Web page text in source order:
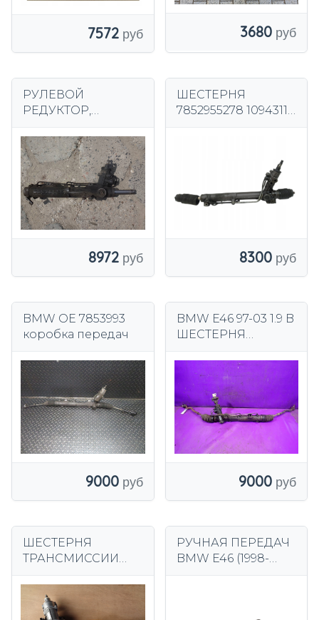
7572 3680
РУЛЕВОЙ
РЕДУКТОР,
РЕДУКТОР BMW
E46 1140956
8972
ШЕСТЕРНЯ
7852955278 1094311
8300
BMW OE 7853993
коробка передач
9000
BMW E46 97-03 1.9 B
ШЕСТЕРНЯ
ШЕСТЕРНА 6753434
9000
ШЕСТЕРНЯ
ТРАНСМИССИИ
DYNAMIC ACTIV.
РУЧНАЯ ПЕРЕДАЧ
BMW E46 (1998-